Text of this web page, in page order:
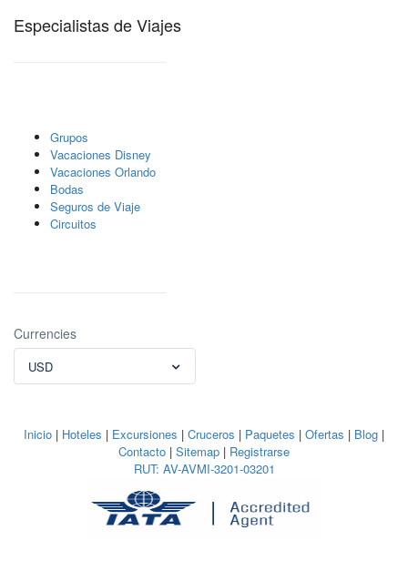
Especialistas de Viajes
Grupos
Vacaciones Disney
Vacaciones Orlando
Bodas
Seguros de Viaje
Circuitos
Currencies
USD
Inicio | Hoteles | Excursiones | Cruceros | Paquetes | Ofertas | Blog |
Contacto | Sitemap | Registrarse
RUT: AV-AVMI-3201-03201